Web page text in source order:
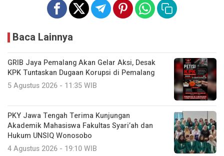
Baca Lainnya
GRIB Jaya Pemalang Akan Gelar Aksi, Desak
KPK Tuntaskan Dugaan Korupsi di Pemalang
5 Agustus 2026 - 11:35 WIB
PKY Jawa Tengah Terima Kunjungan
Akademik Mahasiswa Fakultas Syari’ah dan
Hukum UNSIQ Wonosobo
4 Agustus 2026 - 19:10 WIB